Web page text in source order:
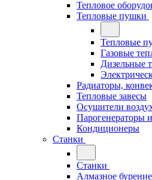
Тепловое
Тепловые пушки
Тепловые
Газовые
Дизельные
Радиаторы,
Тепловые завесы
Осушители
Парогенераторы
Кондиционеры
Станки
Станки
Алмазное